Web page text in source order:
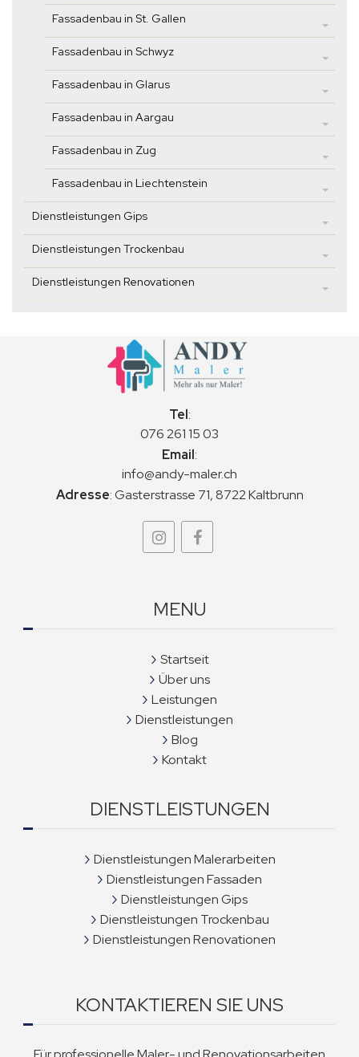
Fassadenbau in St. Gallen
Fassadenbau in Schwyz
Fassadenbau in Glarus
Fassadenbau in Aargau
Fassadenbau in Zug
Fassadenbau in Liechtenstein
Dienstleistungen Gips
Dienstleistungen Trockenbau
Dienstleistungen Renovationen
Tel:
076 261 15 03
Email:
info@andy-maler.ch
Adresse:Gasterstrasse 71, 8722 Kaltbrunn
MENU
Startseit
Über uns
Leistungen
Dienstleistungen
Blog
Kontakt
DIENSTLEISTUNGEN
Dienstleistungen Malerarbeiten
Dienstleistungen Fassaden
Dienstleistungen Gips
Dienstleistungen Trockenbau
Dienstleistungen Renovationen
KONTAKTIEREN SIE UNS